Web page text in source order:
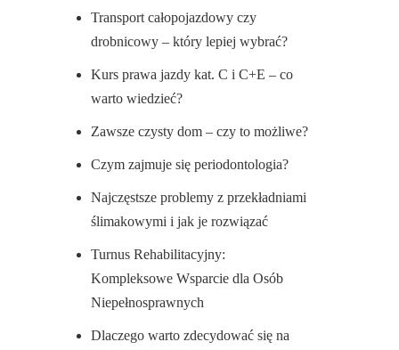
Transport całopojazdowy czy
drobnicowy – który lepiej wybrać?
Kurs prawa jazdy kat. C i C+E – co
warto wiedzieć?
Zawsze czysty dom – czy to możliwe?
Czym zajmuje się periodontologia?
Najczęstsze problemy z przekładniami
ślimakowymi i jak je rozwiązać
Turnus Rehabilitacyjny:
Kompleksowe Wsparcie dla Osób
Niepełnosprawnych
Dlaczego warto zdecydować się na